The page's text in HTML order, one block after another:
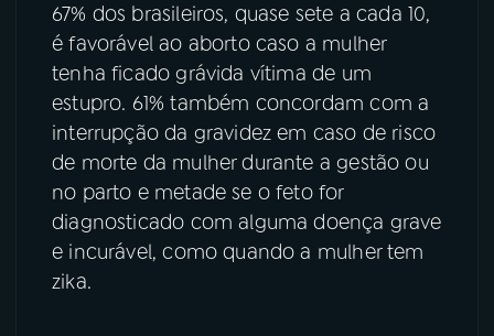
67% dos brasileiros, quase sete a cada 10,
é favorável ao aborto caso a mulher
tenha ficado grávida vítima de um
estupro. 61% também concordam com a
interrupção da gravidez em caso de risco
de morte da mulher durante a gestão ou
no parto e metade se o feto for
diagnosticado com alguma doença grave
e incurável, como quando a mulher tem
zika.